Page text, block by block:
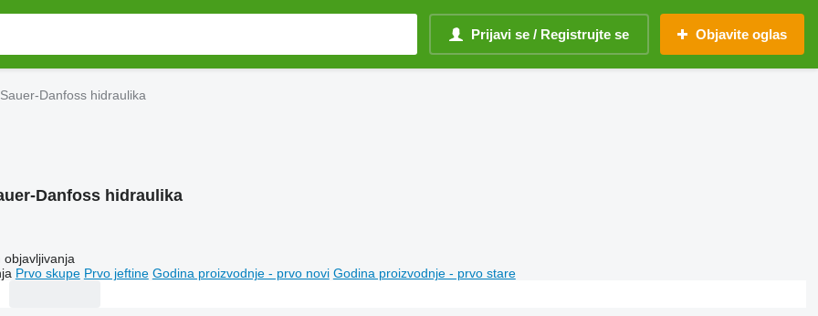
Prijavi se / Registrujte se Objavite oglas
Sauer-Danfoss hidraulika
Danfoss hidraulika
objavljivanja
Prvo skupe Prvo jeftine Godina proizvodnje - prvo novi Godina proizvodnje - prvo stare